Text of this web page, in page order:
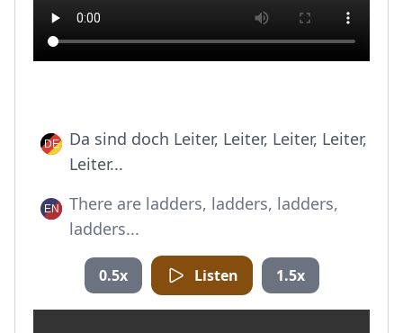
Da sind doch Leiter, Leiter, Leiter, Leiter,
Leiter...
There are ladders, ladders, ladders,
ladders...
0.5x Listen 1.5x